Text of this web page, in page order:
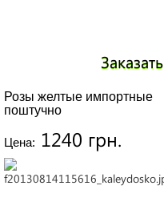
Розы желтые импортные
поштучно
Цена: 1240 грн.
Заказать